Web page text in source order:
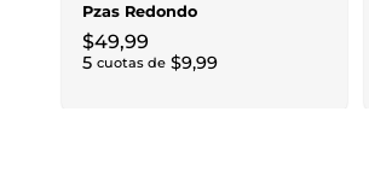
Pzas Redondo
$49,99
5 cuotas de $9,99